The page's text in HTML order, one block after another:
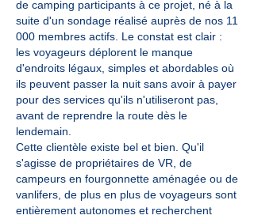
de camping participants à ce projet, né à la
suite d'un sondage réalisé auprès de nos 11
000 membres actifs. Le constat est clair :
les voyageurs déplorent le manque
d'endroits légaux, simples et abordables où
ils peuvent passer la nuit sans avoir à payer
pour des services qu'ils n'utiliseront pas,
avant de reprendre la route dès le
lendemain.
Cette clientèle existe bel et bien. Qu'il
s'agisse de propriétaires de VR, de
campeurs en fourgonnette aménagée ou de
vanlifers, de plus en plus de voyageurs sont
entièrement autonomes et recherchent